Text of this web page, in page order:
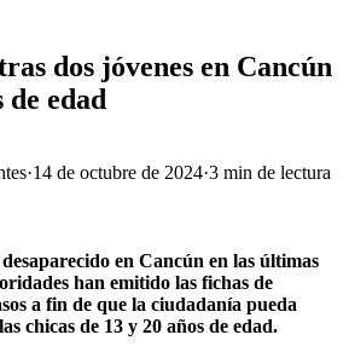
dos jóvenes en Cancún
de edad
·14 de octubre de 2024·3 min de lectura
en Cancún en las últimas
han emitido las fichas de
a fin de que la ciudadanía pueda
chicas de 13 y 20 años de edad.